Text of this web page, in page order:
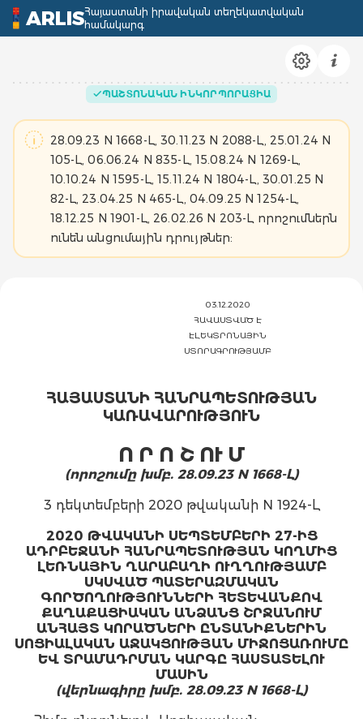
ARLISՀայաստանի իրավական տեղեկատվական
համակարգ
ՊԱՇՏՈՆԱԿԱՆ ԻՆԿՈՐՊՈՐԱՑԻԱ
28.09.23 N 1668-Լ, 30.11.23 N 2088-Լ, 25.01.24 N
105-Լ, 06.06.24 N 835-Լ, 15.08.24 N 1269-Լ,
10.10.24 N 1595-Լ, 15.11.24 N 1804-Լ, 30.01.25 N
82-Լ, 23.04.25 N 465-Լ, 04.09.25 N 1254-Լ,
18.12.25 N 1901-Լ, 26.02.26 N 203-Լ որոշումներն
ունեն անցումային դրույթներ:
03.12.2020
ՀԱՎԱՍՏՎԱԾ Է
ԷԼԵԿՏՐՈՆԱՅԻՆ
ՍՏՈՐԱԳՐՈՒԹՅԱՄԲ
ՀԱՅԱՍՏԱՆԻ ՀԱՆՐԱՊԵՏՈՒԹՅԱՆ
ԿԱՌԱՎԱՐՈՒԹՅՈՒՆ
Ո Ր Ո Շ ՈՒ Մ
(որոշումը խմբ. 28.09.23 N 1668-Լ)
3 դեկտեմբերի 2020 թվականի N 1924-Լ
2020 ԹՎԱԿԱՆԻ ՍԵՊՏԵՄԲԵՐԻ 27-ԻՑ
ԱԴՐԲԵՋԱՆԻ ՀԱՆՐԱՊԵՏՈՒԹՅԱՆ ԿՈՂՄԻՑ
ԼԵՌՆԱՅԻՆ ՂԱՐԱԲԱՂԻ ՈՒՂՂՈՒԹՅԱՄԲ
ՍԿՍՎԱԾ ՊԱՏԵՐԱԶՄԱԿԱՆ
ԳՈՐԾՈՂՈՒԹՅՈՒՆՆԵՐԻ ՀԵՏԵՎԱՆՔՈՎ
ՔԱՂԱՔԱՑԻԱԿԱՆ ԱՆՁԱՆՑ ՇՐՋԱՆՈՒՄ
ԱՆՀԱՅՏ ԿՈՐԱԾՆԵՐԻ ԸՆՏԱՆԻՔՆԵՐԻՆ
ՍՈՑԻԱԼԱԿԱՆ ԱՋԱԿՑՈՒԹՅԱՆ ՄԻՋՈՑԱՌՈՒՄԸ
ԵՎ ՏՐԱՄԱԴՐՄԱՆ ԿԱՐԳԸ ՀԱՍՏԱՏԵԼՈՒ
ՄԱՍԻՆ
(վերնագիրը խմբ. 28.09.23 N 1668-Լ)
Հիմք ընդունելով «Սոցիալական